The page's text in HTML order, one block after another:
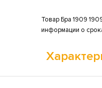
Товар Бра 1909
информации о